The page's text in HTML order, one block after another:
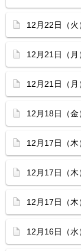
12月22日（
12月21日（
12月21日（
12月18日（
12月17日（
12月17日（
12月17日（
12月16日（